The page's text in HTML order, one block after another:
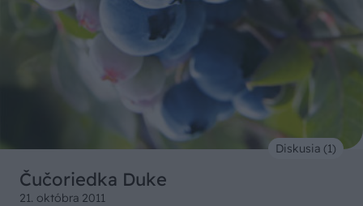
Čučoriedka Duke
21. októbra 2011
Diskusia (1)